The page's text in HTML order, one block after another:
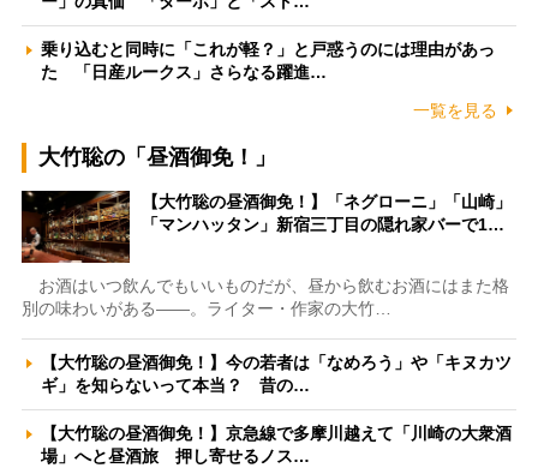
乗り込むと同時に「これが軽？」と戸惑うのには理由があっ
た 「日産ルークス」さらなる躍進…
一覧を見る
大竹聡の「昼酒御免！」
【大竹聡の昼酒御免！】「ネグローニ」「山崎」
「マンハッタン」新宿三丁目の隠れ家バーで1…
お酒はいつ飲んでもいいものだが、昼から飲むお酒にはまた格
別の味わいがある――。ライター・作家の大竹…
【大竹聡の昼酒御免！】今の若者は「なめろう」や「キヌカツ
ギ」を知らないって本当？ 昔の…
【大竹聡の昼酒御免！】京急線で多摩川越えて「川崎の大衆酒
場」へと昼酒旅 押し寄せるノス…